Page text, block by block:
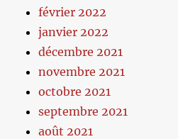
février 2022
janvier 2022
décembre 2021
novembre 2021
octobre 2021
septembre 2021
août 2021